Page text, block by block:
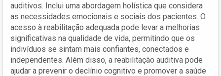
auditivos. Inclui uma abordagem holística que considera
as necessidades emocionais e sociais dos pacientes. O
acesso à reabilitação adequada pode levar a melhorias
significativas na qualidade de vida, permitindo que os
indivíduos se sintam mais confiantes, conectados e
independentes. Além disso, a reabilitação auditiva pode
ajudar a prevenir o declínio cognitivo e promover a saúde